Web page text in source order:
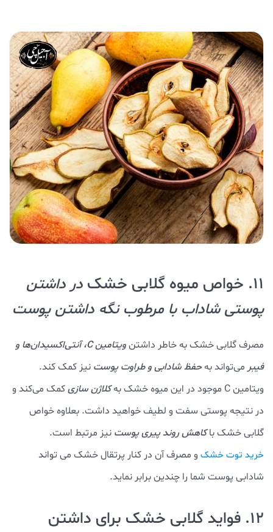
11. خواص میوه گلابی خشک
در داشتن
پوستی شاداب با مرطوب نگه داشتن پوست
مصرف گلابی خشک به خاطر داشتن
ویتامین C، آنتی‌اکسیدان‌ها و
فیبر می‌تواند بهحفظ شادابی و طراوت پوست نیز کمک کند.
ویتامین C موجود در این میوه خشک به
کلاژن سازیکمک می‌کند و
در نتیجه پوستی سفت و لطیف خواهید داشت. بعلاوه خواص
گلابی خشک باکاهش روند پیری پوست نیز مرتبط است.
خرید توت خشک و مصرف آن در کنار پرتقال خشک می تواند
شادابی پوست شما را چندین برابر نماید.
12. فواید گلابی خشک برای داشتن